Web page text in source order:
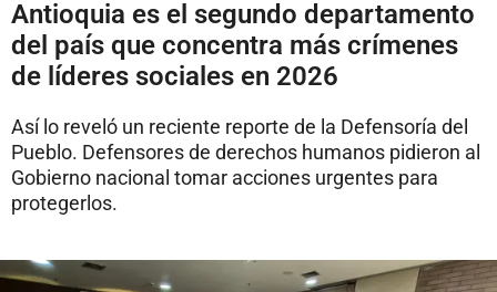
Antioquia es el segundo departamento
del país que concentra más crímenes
de líderes sociales en 2026
Así lo reveló un reciente reporte de la Defensoría del
Pueblo. Defensores de derechos humanos pidieron al
Gobierno nacional tomar acciones urgentes para
protegerlos.